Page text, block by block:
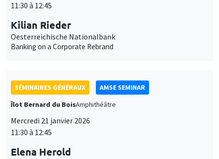
11:30 à 12:45
Kilian Rieder
Oesterreichische Nationalbank
Banking on a Corporate Rebrand
SÉMINAIRES GÉNÉRAUX
AMSE SEMINAR
Îlot Bernard du BoisAmphithéâtre
Mercredi 21 janvier 2026
11:30 à 12:45
Elena Herold